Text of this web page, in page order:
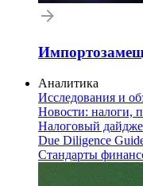
Аналитика
Исследования и
Новости: налоги,
Налоговый
Due Diligence
Стандарты